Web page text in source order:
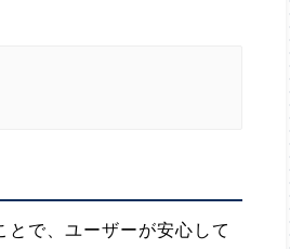
とで、ユーザーが安心して